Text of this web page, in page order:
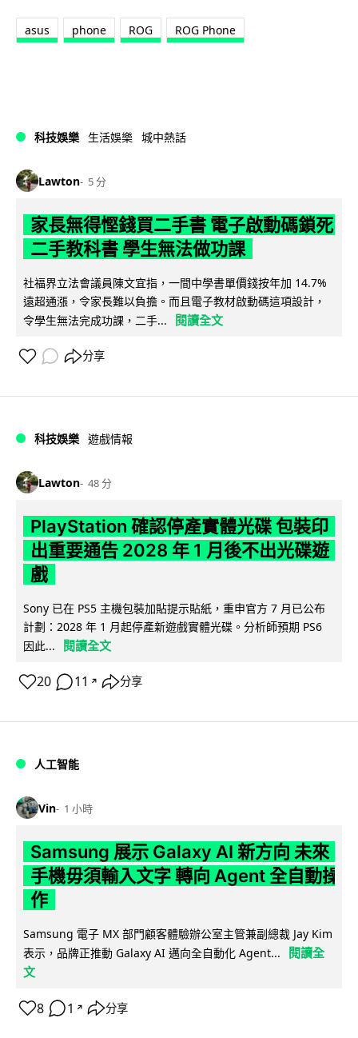
asus phone ROG ROG Phone
科技娛樂 生活娛樂 城中熱話
Lawton 5 分
家長無得慳錢買二手書 電子啟動碼鎖死
二手教科書 學生無法做功課
社福界立法會議員陳文宜指，一間中學書單價錢按年加 14.7%
遠超通漲，令家長難以負擔。而且電子教材啟動碼這項設計，
令學生無法完成功課，二手...
閱讀全文
分享
科技娛樂 遊戲情報
Lawton 48 分
PlayStation 確認停產實體光碟 包裝印
出重要通告 2028 年 1 月後不出光碟遊
戲
Sony 已在 PS5 主機包裝加貼提示貼紙，重申官方 7 月已公布
計劃：2028 年 1 月起停產新遊戲實體光碟。分析師預期 PS6
因此...
閱讀全文
20 11 ↗ 分享
人工智能
Vin 1 小時
Samsung 展示 Galaxy AI 新方向 未來
手機毋須輸入文字 轉向 Agent 全自動操
作
Samsung 電子 MX 部門顧客體驗辦公室主管兼副總裁 Jay Kim
表示，品牌正推動 Galaxy AI 邁向全自動化 Agent...
閱讀全
文
8 1 ↗ 分享